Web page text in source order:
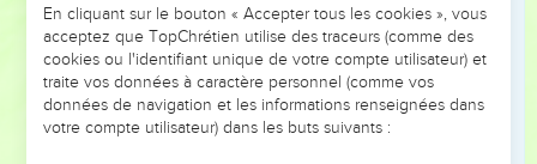
le peuple ; ils exigeaient de lui du pain et du vin, ainsi que
40 pièces d'argent ; leurs serviteurs, eux aussi, exerçaient
une domination sur le peuple. Pour ma part, je n'ai pas agi de
cette manière, et ce par crainte de Dieu.
J'ai même travaillé à la réparation de cette muraille et je
En cliquant sur le bouton « Accepter tous les cookies », vous
acceptez que TopChrétien utilise des traceurs (comme des
cookies ou l'identifiant unique de votre compte utilisateur) et
traite vos données à caractère personnel (comme vos
données de navigation et les informations renseignées dans
votre compte utilisateur) dans les buts suivants :